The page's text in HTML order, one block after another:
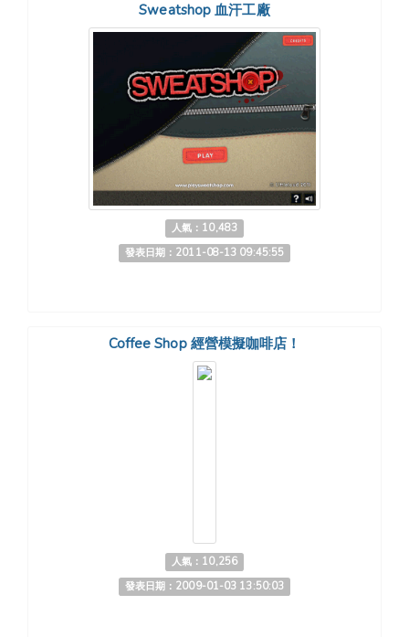
Sweatshop 血汗工廠
人氣：10,483
發表日期：2011-08-13 09:45:55
Coffee Shop 經營模擬咖啡店！
人氣：10,256
發表日期：2009-01-03 13:50:03